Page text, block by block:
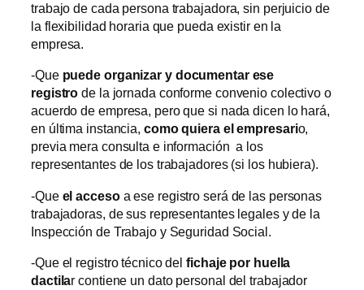
trabajo de cada persona trabajadora, sin perjuicio de
la flexibilidad horaria que pueda existir en la
empresa.
-Que puede organizar y documentar ese
registro de la jornada conforme convenio colectivo o
acuerdo de empresa, pero que si nada dicen lo hará,
en última instancia, como quiera el empresario,
previa mera consulta e información a los
representantes de los trabajadores (si los hubiera).
-Que el accesoa ese registro será de las personas
trabajadoras, de sus representantes legales y de la
Inspección de Trabajo y Seguridad Social.
-Que el registro técnico delfichaje por huella
dactilar contiene un dato personal del trabajador